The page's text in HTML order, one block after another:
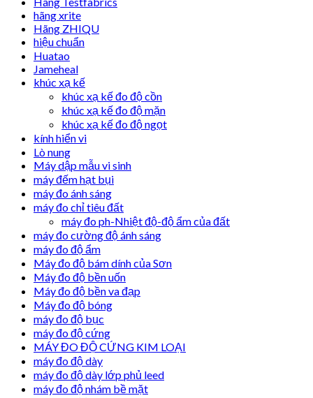
hãng xrite
Hãng ZHIQU
hiệu chuẩn
Huatao
Jameheal
khúc xạ kế
khúc xạ kế đo độ cồn
khúc xạ kế đo độ mặn
khúc xạ kế đo độ ngọt
kính hiển vi
Lò nung
Máy dập mẫu vi sinh
máy đếm hạt bụi
máy đo ánh sáng
máy đo chỉ tiêu đất
máy đo ph-Nhiệt độ-độ ẩm của đất
máy đo cường độ ánh sáng
máy đo độ ẩm
Máy đo độ bám dính của Sơn
Máy đo độ bền uốn
Máy đo độ bền va đạp
Máy đo độ bóng
máy đo độ bục
máy đo độ cứng
MÁY ĐO ĐỘ CỨNG KIM LOẠI
máy đo độ dày
máy đo độ dày lớp phủ leed
máy đo độ nhám bề mặt